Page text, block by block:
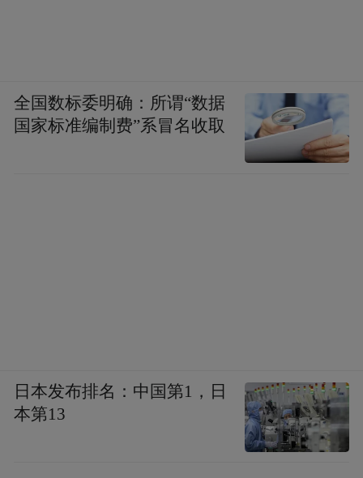
全国数标委明确：所谓“数据
国家标准编制费”系冒名收取
日本发布排名：中国第1，日
本第13